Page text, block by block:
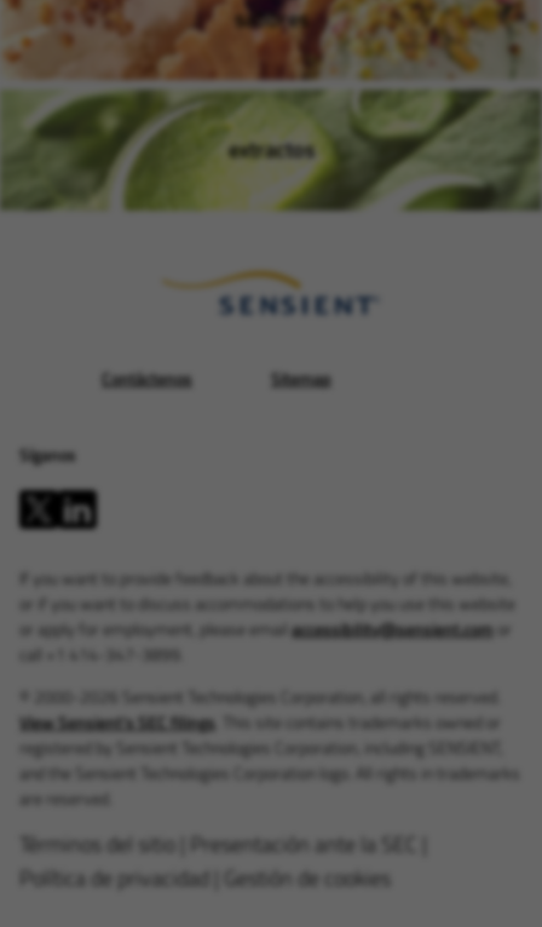
sabores(Se abre en una ventana
extractos(Se abre en una ventana
Contáctenos Sitemap
Síganos
If you want to provide feedback about the accessibility of this website,
or if you want to discuss accommodations to help you use this website
or apply for employment, please email accessibility@sensient.com or
call +1 414-347-3899.
© 2000-2026 Sensient Technologies Corporation, all rights reserved.
View Sensient's SEC filings . This site contains trademarks owned or
registered by Sensient Technologies Corporation, including SENSIENT,
and the Sensient Technologies Corporation logo. All rights in trademarks
are reserved.
Términos del sitio Presentación ante la SEC
Política de privacidad
Gestión de cookies